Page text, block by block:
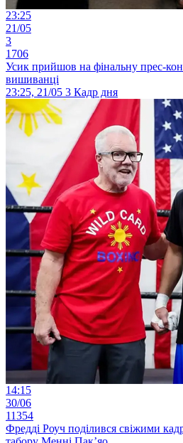
23:25
21/05
3
1706
Усик прийшов на фінальну прес-
вишиванці
23:25, 21/05 3 Кадр дня
14:15
30/06
11354
Фредді Роуч поділився свіжими